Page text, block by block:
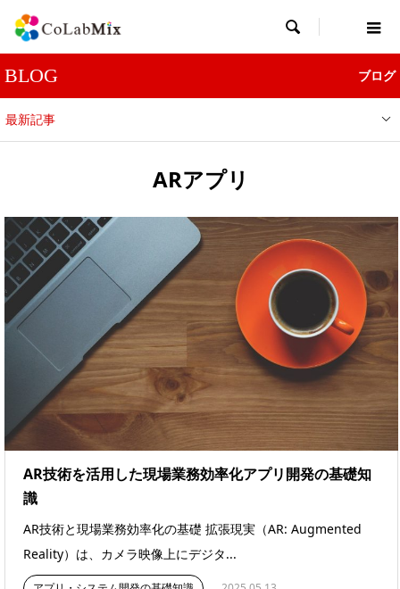

BLOG ブログ
最新記事
ARアプリ
AR技術を活用した現場業務効率化アプリ開発の基礎知
識
AR技術と現場業務効率化の基礎 拡張現実（AR: Augmented
Reality）は、カメラ映像上にデジタ...